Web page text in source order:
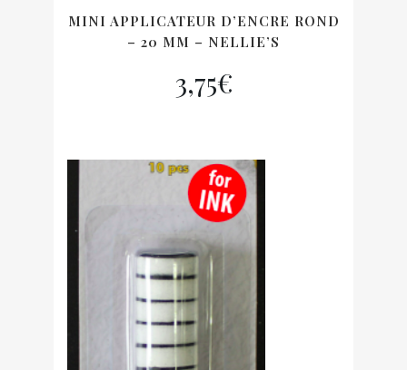
MINI APPLICATEUR D’ENCRE ROND
– 20 MM – NELLIE’S
3,75€